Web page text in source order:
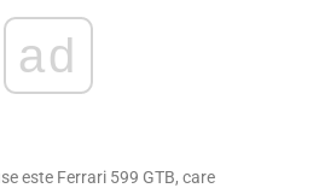
ad
este Ferrari 599 GTB, care